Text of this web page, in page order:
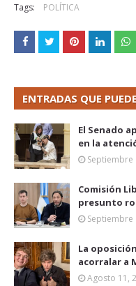
Tags: POLÍTICA
ENTRADAS QUE
El Senado
en la
Septiembre
Comisión
presunto
Septiembre
La
acorralar a
Agosto 11,